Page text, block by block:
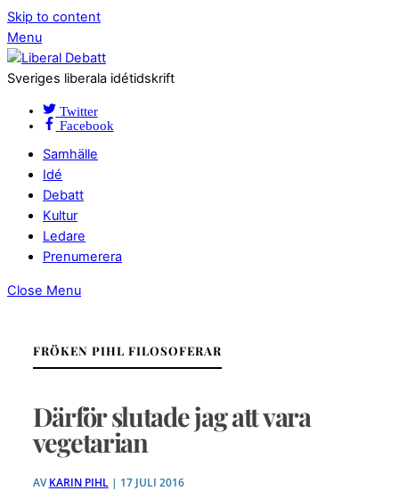
Skip to content
Menu
Sveriges liberala idétidskrift
Twitter
Facebook
Samhälle
Idé
Debatt
Kultur
Ledare
Prenumerera
Close Menu
FRÖKEN PIHL FILOSOFERAR
Därför slutade jag att vara
vegetarian
AVKARIN PIHL| 17 JULI 2016